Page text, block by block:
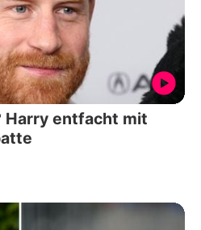
Harry entfacht mit